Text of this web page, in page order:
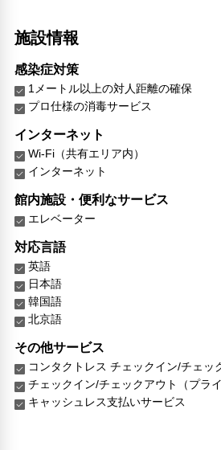
施設情報
感染症対策
1メートル以上の対人距離の確保
プロ仕様の消毒サービス
インターネット
Wi-Fi（共有エリア内）
インターネット
館内施設・便利なサービス
エレベーター
対応言語
英語
日本語
韓国語
北京語
その他サービス
コンタクトレス チェックイン/チェッ
チェックイン/チェックアウト（プライ
キャッシュレス支払いサービス